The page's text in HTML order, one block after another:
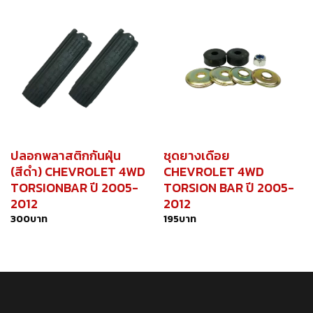
ปลอกพลาสติกกันฝุ่น
(สีดำ) CHEVROLET 4WD
TORSIONBAR ปี 2005-
2012
300บาท
ชุดยางเดือย
CHEVROLET 4WD
TORSION BAR ปี 2005-
2012
195บาท